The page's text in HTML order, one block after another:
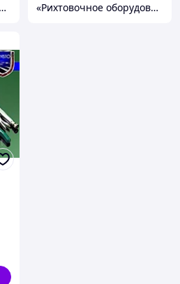
«Рихтовочное оборудование» «Рихтовочное оборудование»